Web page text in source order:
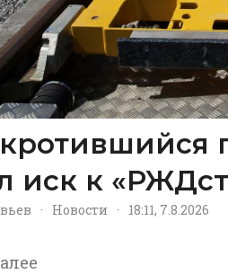
иск к
· Новости · 18:11, 7.8.2026